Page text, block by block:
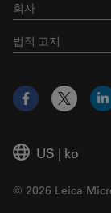
회사
법적 고지
US | ko
© 2026 Leica
Facebook
X